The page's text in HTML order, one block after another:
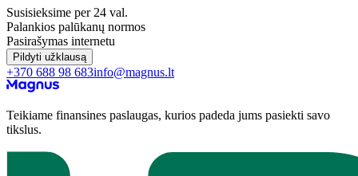
Susisieksime per 24 val.
Palankios palūkanų normos
Pasirašymas internetu
Pildyti užklausą
+370 688 98 683info@magnus.lt
Teikiame finansines paslaugas, kurios padeda jums pasiekti savo
tikslus.